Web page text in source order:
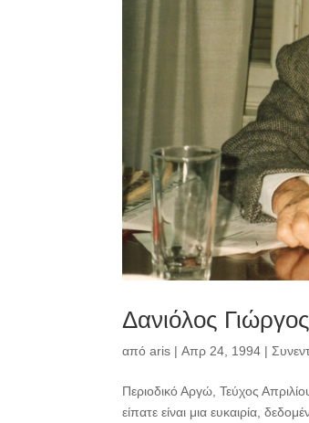
Δανιόλος Γιώργος
απόaris |Απρ 24, 1994 |
Περιοδικό Αργώ, Τεύχος
είπατε είναι μια ευκαιρία,